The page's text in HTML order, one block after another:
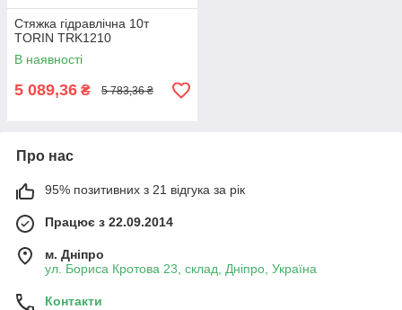
Стяжка гідравлічна 10т
TORIN TRK1210
В наявності
5 089,36 ₴ 5 783,36 ₴
Про нас
95% позитивних з 21 відгука за рік
Працює з 22.09.2014
м. Дніпро
ул. Бориса Кротова 23, склад, Дніпро, Україна
Контакти